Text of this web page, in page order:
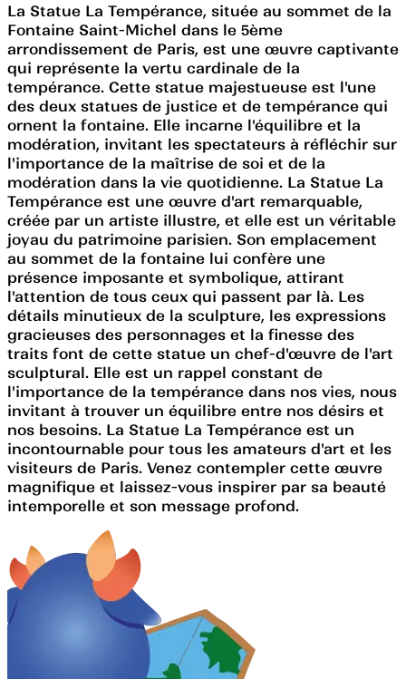
La Statue La Tempérance, située au sommet de la
Fontaine Saint-Michel dans le 5ème
arrondissement de Paris, est une œuvre captivante
qui représente la vertu cardinale de la
tempérance. Cette statue majestueuse est l'une
des deux statues de justice et de tempérance qui
ornent la fontaine. Elle incarne l'équilibre et la
modération, invitant les spectateurs à réfléchir sur
l'importance de la maîtrise de soi et de la
modération dans la vie quotidienne. La Statue La
Tempérance est une œuvre d'art remarquable,
créée par un artiste illustre, et elle est un véritable
joyau du patrimoine parisien. Son emplacement
au sommet de la fontaine lui confère une
présence imposante et symbolique, attirant
l'attention de tous ceux qui passent par là. Les
détails minutieux de la sculpture, les expressions
gracieuses des personnages et la finesse des
traits font de cette statue un chef-d'œuvre de l'art
sculptural. Elle est un rappel constant de
l'importance de la tempérance dans nos vies, nous
invitant à trouver un équilibre entre nos désirs et
nos besoins. La Statue La Tempérance est un
incontournable pour tous les amateurs d'art et les
visiteurs de Paris. Venez contempler cette œuvre
magnifique et laissez-vous inspirer par sa beauté
intemporelle et son message profond.